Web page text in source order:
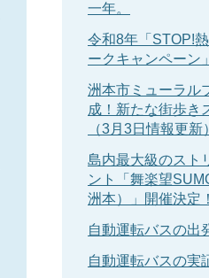
一年。
令和8年「STOP!
ークキャンペーン
洲本市ミューラル
成！新たな街歩き
（3月3日情報更新）
島内最大級のスト
ント「舞楽望
洲本）」開催決定！
自動運転バスの出
自動運転バスの実